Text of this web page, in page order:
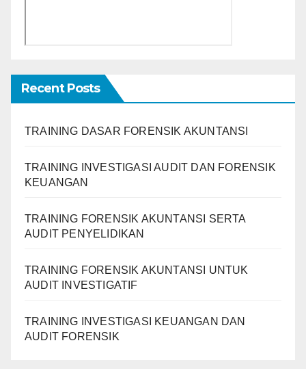
Recent Posts
TRAINING DASAR FORENSIK AKUNTANSI
TRAINING INVESTIGASI AUDIT DAN FORENSIK
KEUANGAN
TRAINING FORENSIK AKUNTANSI SERTA
AUDIT PENYELIDIKAN
TRAINING FORENSIK AKUNTANSI UNTUK
AUDIT INVESTIGATIF
TRAINING INVESTIGASI KEUANGAN DAN
AUDIT FORENSIK